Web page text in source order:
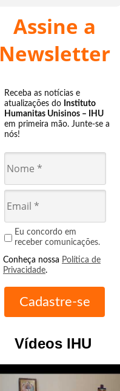
Assine a
Newsletter
Receba as notícias e
atualizações do Instituto
Humanitas Unisinos – IHU
em primeira mão. Junte-se a
nós!
Eu concordo em
receber comunicações.
Conheça nossa Política de
Privacidade.
Vídeos IHU